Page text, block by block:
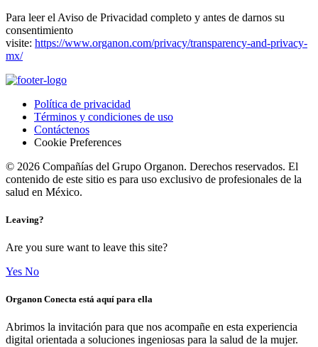
Para leer el Aviso de Privacidad completo y antes de darnos su
consentimiento
visite: https://www.organon.com/privacy/transparency-and-privacy-
mx/
Política de privacidad
Términos y condiciones de uso
Contáctenos
Cookie Preferences
© 2026 Compañías del Grupo Organon. Derechos reservados. El
contenido de este sitio es para uso exclusivo de profesionales de la
salud en México.
Leaving?
Are you sure want to leave this site?
Yes No
Organon Conecta está aquí para ella
Abrimos la invitación para que nos acompañe en esta experiencia
digital orientada a soluciones ingeniosas para la salud de la mujer.